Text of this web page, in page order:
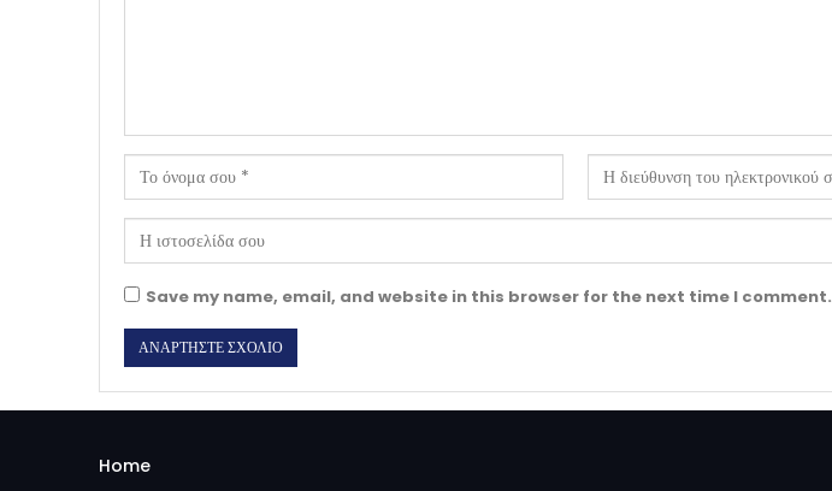
Save my name, email, and website in this browser for the next time I comment.
Home